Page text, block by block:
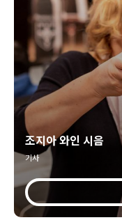
조지아 와인 시음
기사